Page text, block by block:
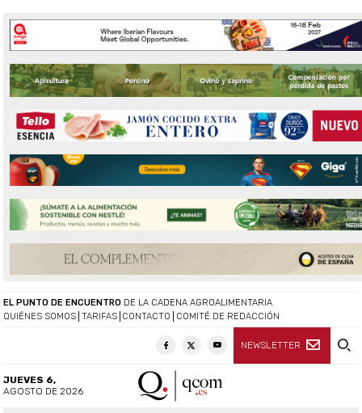
QUIÉNES SOMOS TARIFAS CONTACTO COMITÉ DE REDACCIÓN
NEWSLETTER
EL PUNTO DE ENCUENTRO DE LA CADENA AGROALIMENTARIA
JUEVES 6,
AGOSTO DE 2026